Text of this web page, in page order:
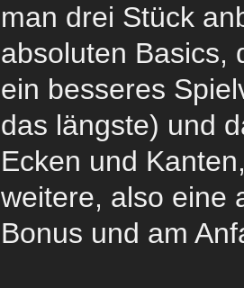
man drei Stück
absoluten Basics,
ein besseres
das längste) und
Ecken und
weitere, also eine
Bonus und am